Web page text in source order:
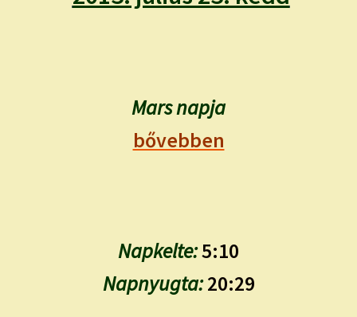
IRATKOZZ FEL A VIDEÓ CSATORNÁNKRA!
TAROT ELEMZÉS MEGRENDELÉSE LIMITÁLT!
Mars napja
bővebben
Napkelte:5:10
Napnyugta:20:29